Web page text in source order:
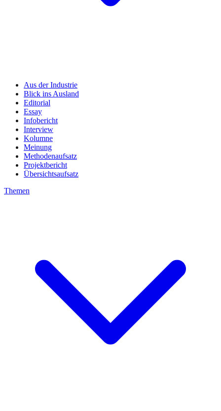
Aus der Industrie
Blick ins Ausland
Editorial
Essay
Infobericht
Interview
Kolumne
Meinung
Methodenaufsatz
Projektbericht
Übersichtsaufsatz
Themen